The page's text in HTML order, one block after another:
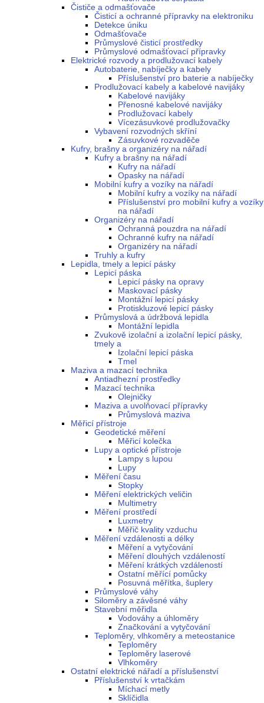
Čističe a odmašťovače
Čisticí a ochranné přípravky na elektroniku
Detekce úniku
Odmašťovače
Průmyslové čisticí prostředky
Průmyslové odmašťovací přípravky
Elektrické rozvody a prodlužovací kabely
Autobaterie, nabíječky a kabely
Příslušenství pro baterie a nabíječky
Prodlužovací kabely a kabelové navijáky
Kabelové navijáky
Přenosné kabelové navijáky
Prodlužovací kabely
Vícezásuvkové prodlužovačky
Vybavení rozvodných skříní
Zásuvkové rozvaděče
Kufry, brašny a organizéry na nářadí
Kufry a brašny na nářadí
Kufry na nářadí
Opasky na nářadí
Mobilní kufry a vozíky na nářadí
Mobilní kufry a vozíky na nářadí
Příslušenství pro mobilní kufry a vozíky
na nářadí
Organizéry na nářadí
Ochranná pouzdra na nářadí
Ochranné kufry na nářadí
Organizéry na nářadí
Truhly a kufry
Lepidla, tmely a lepicí pásky
Lepicí páska
Lepicí pásky na opravy
Maskovací pásky
Montážní lepicí pásky
Protiskluzové lepicí pásky
Průmyslová a údržbová lepidla
Montážní lepidla
Zvukově izolační a izolační lepicí pásky,
tmely a
Izolační lepicí páska
Tmel
Maziva a mazací technika
Antiadhezní prostředky
Mazací technika
Olejničky
Maziva a uvolňovací přípravky
Průmyslová maziva
Měřicí přístroje
Geodetické měření
Měřicí kolečka
Lupy a optické přístroje
Lampy s lupou
Lupy
Měření času
Stopky
Měření elektrických veličin
Multimetry
Měření prostředí
Luxmetry
Měřič kvality vzduchu
Měření vzdálenosti a délky
Měření a vytyčování
Měření dlouhých vzdáleností
Měření krátkých vzdáleností
Ostatní měřící pomůcky
Posuvná měřítka, šuplery
Průmyslové váhy
Siloměry a závěsné váhy
Stavební měřidla
Vodováhy a úhloměry
Značkování a vytyčování
Teploměry, vlhkoměry a meteostanice
Teploměry
Teploměry laserové
Vlhkoměry
Ostatní elektrické nářadí a příslušenství
Příslušenství k vrtačkám
Míchací metly
Sklíčidla